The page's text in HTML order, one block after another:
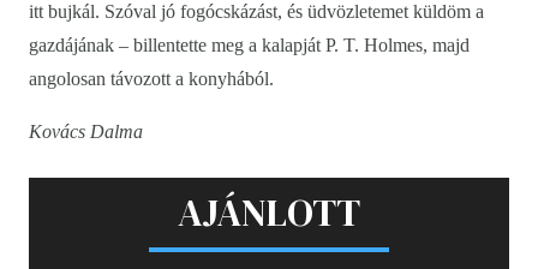
itt bujkál. Szóval jó fogócskázást, és üdvözletemet küldöm a
gazdájának – billentette meg a kalapját P. T. Holmes, majd
angolosan távozott a konyhából.
Kovács Dalma
AJÁNLOTT